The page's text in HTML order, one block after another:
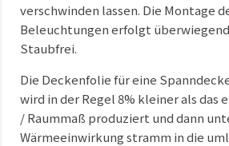
verschwinden lassen. Die Montage
Beleuchtungen erfolgt
Staubfrei.
Die Deckenfolie für eine
wird in der Regel 8% kleiner als das
/ Raummaß produziert und dann
Wärmeeinwirkung stramm in die